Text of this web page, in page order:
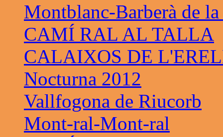
Montblanc-Barberà de la
CAMÍ RAL AL TALLA
CALAIXOS DE
Nocturna 2012
Vallfogona de Riucorb
Mont-ral-Mont-ral